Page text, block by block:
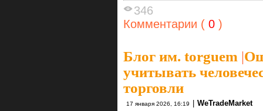
346
Комментарии ( 0 )
Блог им. torguem |
учитывать
торговли
17 января 2026, 16:19 WeTradeMarket